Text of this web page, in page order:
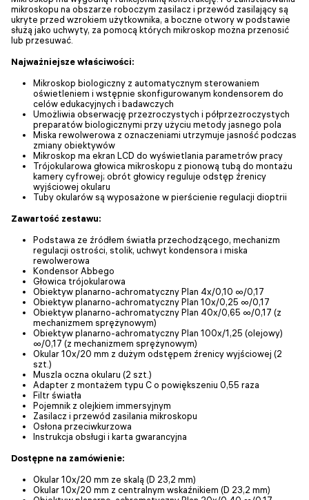
mikroskopu na obszarze roboczym zasilacz i przewód zasilający są
ukryte przed wzrokiem użytkownika, a boczne otwory w podstawie
służą jako uchwyty, za pomocą których mikroskop można przenosić
lub przesuwać.
Najważniejsze właściwości:
Mikroskop biologiczny z automatycznym sterowaniem
oświetleniem i wstępnie skonfigurowanym kondensorem do
celów edukacyjnych i badawczych
Umożliwia obserwację przezroczystych i półprzezroczystych
preparatów biologicznymi przy użyciu metody jasnego pola
Miska rewolwerowa z oznaczeniami utrzymuje jasność podczas
zmiany obiektywów
Mikroskop ma ekran LCD do wyświetlania parametrów pracy
Trójokularowa głowica mikroskopu z pionową tubą do montażu
kamery cyfrowej; obrót głowicy reguluje odstęp źrenicy
wyjściowej okularu
Tuby okularów są wyposażone w pierścienie regulacji dioptrii
Zawartość zestawu:
Podstawa ze źródłem światła przechodzącego, mechanizm
regulacji ostrości, stolik, uchwyt kondensora i miska
rewolwerowa
Kondensor Abbego
Głowica trójokularowa
Obiektyw planarno-achromatyczny Plan 4x/0,10 ∞/0,17
Obiektyw planarno-achromatyczny Plan 10x/0,25 ∞/0,17
Obiektyw planarno-achromatyczny Plan 40x/0,65 ∞/0,17 (z
mechanizmem sprężynowym)
Obiektyw planarno-achromatyczny Plan 100x/1,25 (olejowy)
∞/0,17 (z mechanizmem sprężynowym)
Okular 10x/20 mm z dużym odstępem źrenicy wyjściowej (2
szt.)
Muszla oczna okularu (2 szt.)
Adapter z montażem typu C o powiększeniu 0,55 raza
Filtr światła
Pojemnik z olejkiem immersyjnym
Zasilacz i przewód zasilania mikroskopu
Osłona przeciwkurzowa
Instrukcja obsługi i karta gwarancyjna
Dostępne na zamówienie:
Okular 10x/20 mm ze skalą (D 23,2 mm)
Okular 10x/20 mm z centralnym wskaźnikiem (D 23,2 mm)